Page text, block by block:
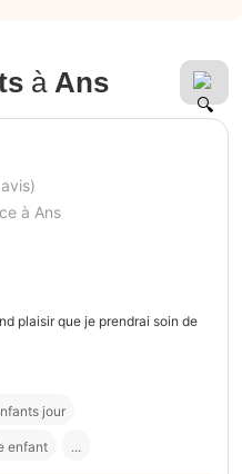
à Ans
à Ans
plaisir que je prendrai soin de
jour
enfant ...